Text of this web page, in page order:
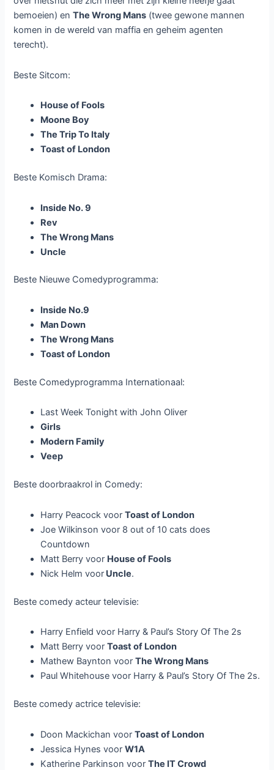
bemoeien) enThe Wrong Mans (twee gewone mannen
komen in de wereld van maffia en geheim agenten
terecht).
Beste Sitcom:
House of Fools
Moone Boy
The Trip To Italy
Toast of London
Beste Komisch Drama:
Inside No. 9
Rev
The Wrong Mans
Uncle
Beste Nieuwe Comedyprogramma:
Inside No.9
Man Down
The Wrong Mans
Toast of London
Beste Comedyprogramma Internationaal:
Last Week Tonight with John Oliver
Girls
Modern Family
Veep
Beste doorbraakrol in Comedy:
Harry Peacock voorToast of London
Joe Wilkinson voor 8 out of 10 cats does
Countdown
Matt Berry voor House of Fools
Nick Helm voor Uncle.
Beste comedy acteur televisie:
Harry Enfield voor Harry & Paul’s Story Of The 2s
Matt Berry voorToast of London
Mathew Baynton voorThe Wrong Mans
Paul Whitehouse voor Harry & Paul’s Story Of The 2s.
Beste comedy actrice televisie:
Doon Mackichan voorToast of London
Jessica Hynes voorW1A
Katherine Parkinson voorThe IT Crowd